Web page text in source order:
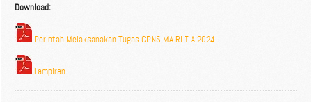
Download:
Perintah Melaksanakan Tugas CPNS MA RI T.A 2024
Lampiran